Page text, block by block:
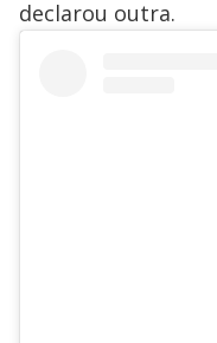
declarou outra.